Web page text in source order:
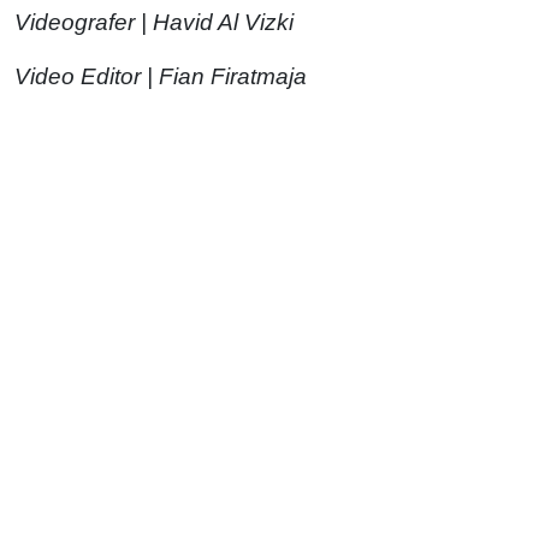
Videografer | Havid Al Vizki
Video Editor | Fian Firatmaja